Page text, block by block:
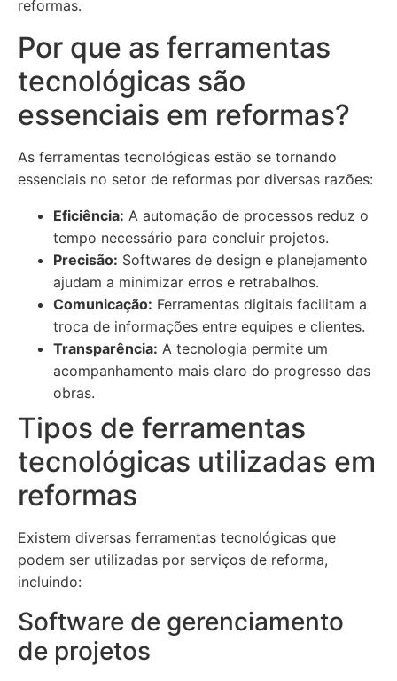
reformas.
Por que as ferramentas
tecnológicas são
essenciais em reformas?
As ferramentas tecnológicas estão se tornando
essenciais no setor de reformas por diversas razões:
Eficiência: A automação de processos reduz o
tempo necessário para concluir projetos.
Precisão: Softwares de design e planejamento
ajudam a minimizar erros e retrabalhos.
Comunicação: Ferramentas digitais facilitam a
troca de informações entre equipes e clientes.
Transparência: A tecnologia permite um
acompanhamento mais claro do progresso das
obras.
Tipos de ferramentas
tecnológicas utilizadas em
reformas
Existem diversas ferramentas tecnológicas que
podem ser utilizadas por serviços de reforma,
incluindo:
Software de gerenciamento
de projetos